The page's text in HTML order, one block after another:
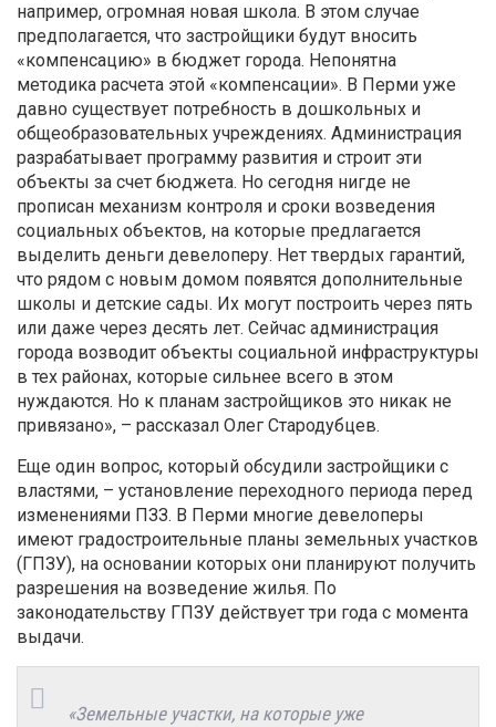
например, огромная новая школа. В этом случае
предполагается, что застройщики будут вносить
«компенсацию» в бюджет города. Непонятна
методика расчета этой «компенсации». В Перми уже
давно существует потребность в дошкольных и
общеобразовательных учреждениях. Администрация
разрабатывает программу развития и строит эти
объекты за счет бюджета. Но сегодня нигде не
прописан механизм контроля и сроки возведения
социальных объектов, на которые предлагается
выделить деньги девелоперу. Нет твердых гарантий,
что рядом с новым домом появятся дополнительные
школы и детские сады. Их могут построить через пять
или даже через десять лет. Сейчас администрация
города возводит объекты социальной инфраструктуры
в тех районах, которые сильнее всего в этом
нуждаются. Но к планам застройщиков это никак не
привязано», – рассказал Олег Стародубцев.
Еще один вопрос, который обсудили застройщики с
властями, – установление переходного периода перед
изменениями ПЗЗ. В Перми многие девелоперы
имеют градостроительные планы земельных участков
(ГПЗУ), на основании которых они планируют получить
разрешения на возведение жилья. По
законодательству ГПЗУ действует три года с момента
выдачи.
«Земельные участки, на которые уже